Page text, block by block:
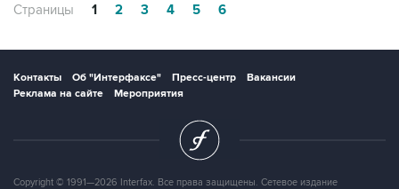
Страницы 1 2 3 4 5 6
Контакты Об "Интерфаксе" Пресс-центр
Вакансии
Реклама на сайте
Мероприятия
Copyright © 1991—2026 Interfax. Все права защищены. Сетевое издание